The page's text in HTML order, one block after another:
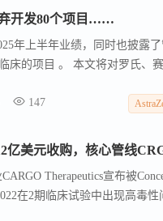
开发80个项目……
年上半年业绩，同时也披露
床的项目 。 本文将对罗氏、
147
亿美元收购，核心管线
Therapeutics宣布被
在2期临床试验中出现高毒